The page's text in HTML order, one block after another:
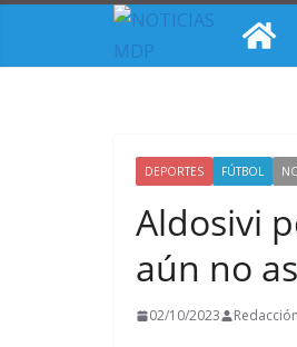
DEPORTES FÚTBOL
Aldosivi
aún no
02/10/2023 Redacción